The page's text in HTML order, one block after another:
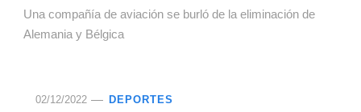
Una compañía de aviación se burló de la eliminación de
Alemania y Bélgica
02/12/2022 DEPORTES